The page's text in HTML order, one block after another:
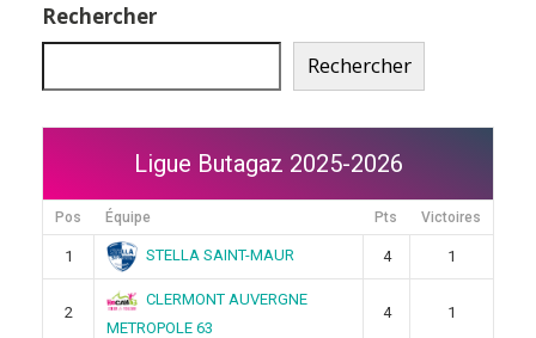
Rechercher
Rechercher
Ligue Butagaz 2025-2026
Pos Équipe Pts Victoires
1 STELLA SAINT-MAUR 4 1
2
CLERMONT AUVERGNE
METROPOLE 63
4 1